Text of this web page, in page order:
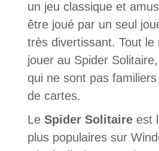
un jeu classique et
être joué par un seul
très divertissant. Tout le
jouer au Spider
qui ne sont pas
de cartes.
Le Spider Solitaireest
plus populaires sur